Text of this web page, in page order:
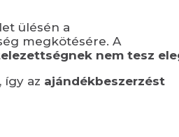
ülésén a
megkötésére. A
nem tesz
így az ajándékbeszerzést